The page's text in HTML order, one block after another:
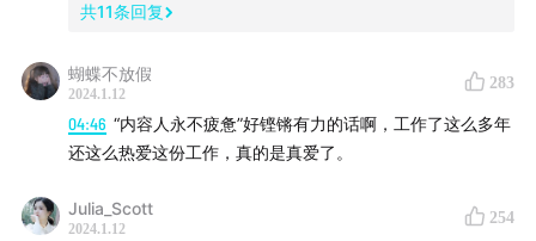
1:46:58足够聪明才能精准识别亟待修正的部分
1:49:02好的创作者有近乎变态的好奇心
1:51:10日常捕获灵感的方式
本期音乐
共11条回复
蝴蝶不放假
2024.1.12
283
04:46 “内容人永不疲惫”好铿锵有力的话啊，工作了这么多年
还这么热爱这份工作，真的是真爱了。
Julia_Scott
2024.1.12
254